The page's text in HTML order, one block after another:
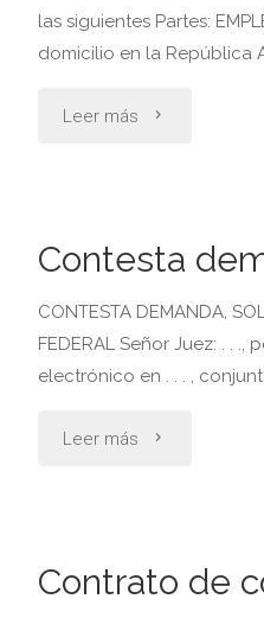
residencial"
las siguientes Partes:
domicilio en la República
Leer más "Contrato
remoto
teletrabajo"
Contesta
CONTESTA DEMANDA,
FEDERAL Señor Juez: . .
electrónico en . . . ,
Leer más "Contesta
nulidad
Contrato de